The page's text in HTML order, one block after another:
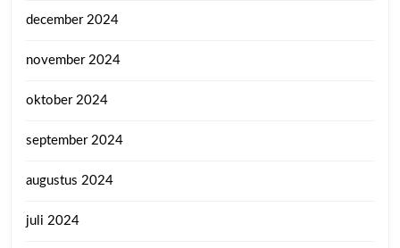
december 2024
november 2024
oktober 2024
september 2024
augustus 2024
juli 2024